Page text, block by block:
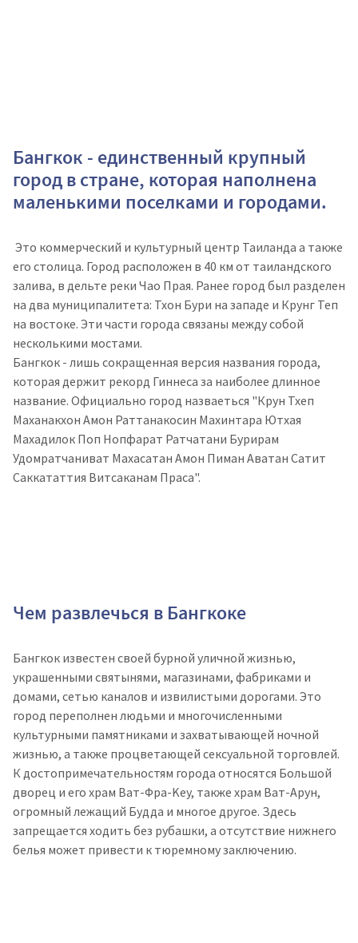
Бангкок - единственный крупный
город в стране, которая наполнена
маленькими поселками и городами.
Это коммерческий и культурный центр Таиланда а также
его столица. Город расположен в 40 км от таиландского
залива, в дельте реки Чао Прая. Ранее город был разделен
на два муниципалитета: Тхон Бури на западе и Крунг Теп
на востоке. Эти части города связаны между собой
несколькими мостами.
Бангкок - лишь сокращенная версия названия города,
которая держит рекорд Гиннеса за наиболее длинное
название. Официально город назваеться "Крун Тхеп
Маханакхон Амон Раттанакосин Махинтара Ютхая
Махадилок Поп Нопфарат Ратчатани Бурирам
Удомратчаниват Махасатан Амон Пиман Аватан Сатит
Саккататтия Витсаканам Праса".
Чем развлечься в Бангкоке
Бангкок известен своей бурной уличной жизнью,
украшенными святынями, магазинами, фабриками и
домами, сетью каналов и извилистыми дорогами. Это
город переполнен людьми и многочисленными
культурными памятниками и захватывающей ночной
жизнью, а также процветающей сексуальной торговлей.
К достопримечательностям города относятся Большой
дворец и его храм Ват-Фра-Key, также храм Ват-Арун,
огромный лежащий Будда и многое другое. Здесь
запрещается ходить без рубашки, а отсутствие нижнего
белья может привести к тюремному заключению.